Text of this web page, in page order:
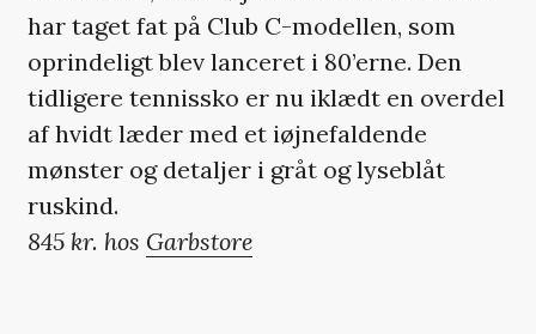
har taget fat på Club C-modellen, som
oprindeligt blev lanceret i 80’erne. Den
tidligere tennissko er nu iklædt en overdel
af hvidt læder med et iøjnefaldende
mønster og detaljer i gråt og lyseblåt
ruskind.
845 kr. hos Garbstore